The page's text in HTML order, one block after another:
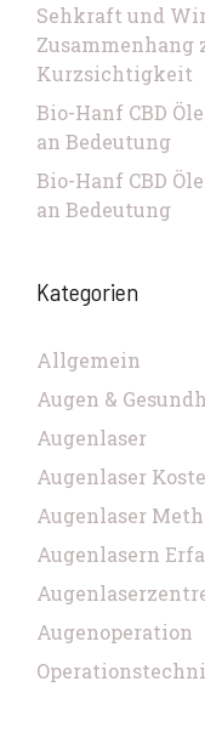
Sehkraft und
Zusammenhang
Kurzsichtigkeit
Bio-Hanf CBD
an Bedeutung
Bio-Hanf CBD
an Bedeutung
Kategorien
Allgemein
Augen &
Augenlaser
Augenlaser
Augenlaser
Augenlasern
Augenoperation